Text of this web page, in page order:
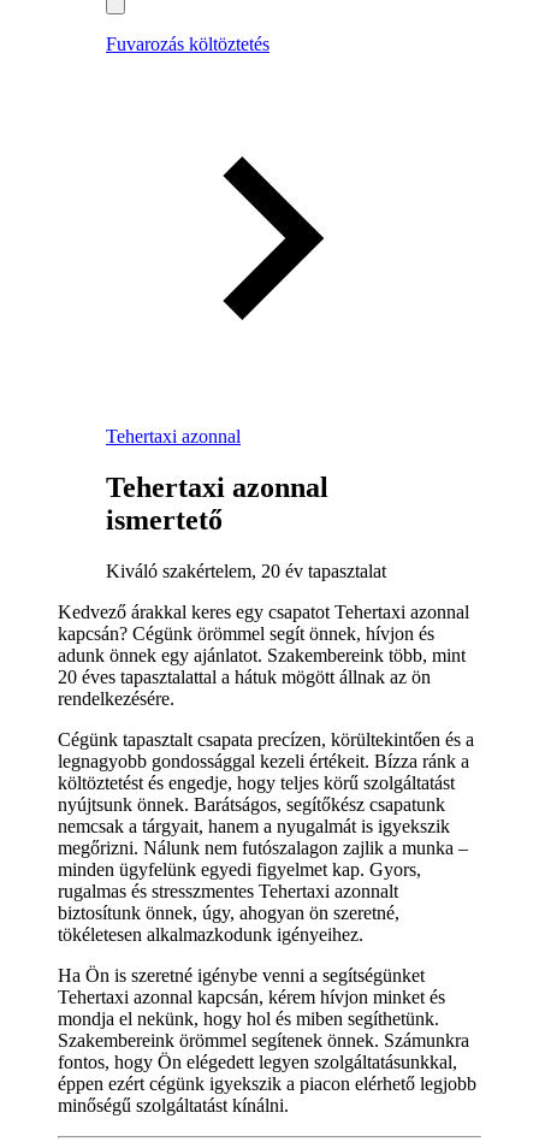
Fuvarozás költöztetés
Tehertaxi azonnal
Tehertaxi azonnal
ismertető
Kiváló szakértelem, 20 év tapasztalat
Kedvező árakkal keres egy csapatot Tehertaxi azonnal
kapcsán? Cégünk örömmel segít önnek, hívjon és
adunk önnek egy ajánlatot. Szakembereink több, mint
20 éves tapasztalattal a hátuk mögött állnak az ön
rendelkezésére.
Cégünk tapasztalt csapata precízen, körültekintően és a
legnagyobb gondossággal kezeli értékeit. Bízza ránk a
költöztetést és engedje, hogy teljes körű szolgáltatást
nyújtsunk önnek. Barátságos, segítőkész csapatunk
nemcsak a tárgyait, hanem a nyugalmát is igyekszik
megőrizni. Nálunk nem futószalagon zajlik a munka –
minden ügyfelünk egyedi figyelmet kap. Gyors,
rugalmas és stresszmentes Tehertaxi azonnalt
biztosítunk önnek, úgy, ahogyan ön szeretné,
tökéletesen alkalmazkodunk igényeihez.
Ha Ön is szeretné igénybe venni a segítségünket
Tehertaxi azonnal kapcsán, kérem hívjon minket és
mondja el nekünk, hogy hol és miben segíthetünk.
Szakembereink örömmel segítenek önnek. Számunkra
fontos, hogy Ön elégedett legyen szolgáltatásunkkal,
éppen ezért cégünk igyekszik a piacon elérhető legjobb
minőségű szolgáltatást kínálni.